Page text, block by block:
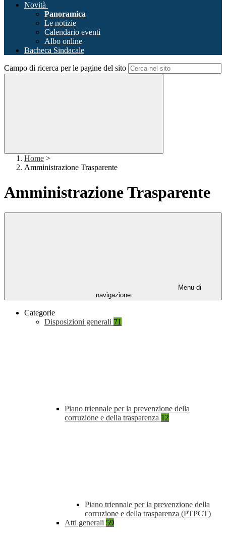
Novità
Panoramica
Le notizie
Calendario eventi
Albo online
Bacheca Sindacale
Campo di ricerca per le pagine del sito
Home >
Amministrazione Trasparente
Amministrazione Trasparente
Menu di
navigazione
Categorie
Disposizioni generali 71
Piano triennale per la prevenzione della
corruzione e della trasparenza 12
Piano triennale per la prevenzione della
corruzione e della trasparenza (PTPCT)
Atti generali 59